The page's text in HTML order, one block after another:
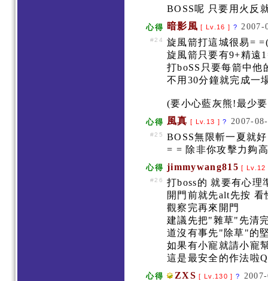
BOSS呢 只要用火反
心得 暗影風 [ Lv.16 ] ? 2007-
#24
旋風箭打這城很易=
旋風箭只要有9+精遠
打boSS只要每箭中
不用30分鐘就完成一
(要小心藍灰熊!最少
心得 風真 [ Lv.13 ]? 2007-
#25
BOSS無限斬一夏就
= = 除非你攻擊力夠
心得 jimmywang815 [
#26
打boss的 就要有心理
開門前就先alt先按
觀察完再來開門
建議先把"雜草"先清
道沒有事先"除草"的
如果有小寵就請小寵
這是最安全的作法啦
心得 ZXS [ Lv.130 ] ?